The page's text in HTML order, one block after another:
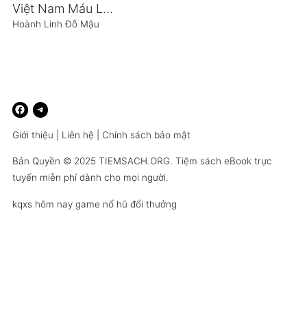
Việt Nam Máu Lửa Quê Hương Tôi
Hoành Linh Đỗ Mậu
Giới thiệu Liên hệ Chính sách bảo mật
Bản Quyền © 2025 TIEMSACH.ORG. Tiệm sách eBook trực
tuyến miễn phí dành cho mọi người.
kqxs hôm nay game nổ hũ đổi thưởng